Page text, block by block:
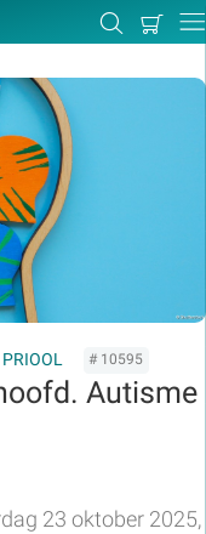
Zoeken
Mijn
# 10595
Autisme
23 oktober 2025,